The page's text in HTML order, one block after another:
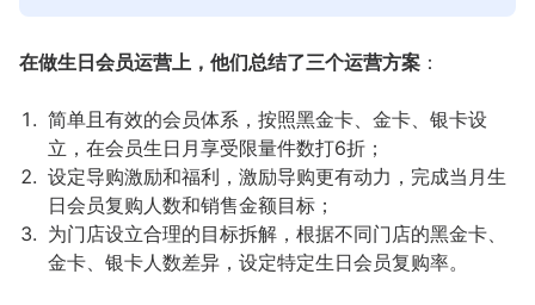
在做生日会员运营上，他们总结了三个运营方案 ：
简单且有效的会员体系，按照黑金卡、金卡、银卡设
立，在会员生日月享受限量件数打6折；
设定导购激励和福利，激励导购更有动力，完成当月生
日会员复购人数和销售金额目标；
为门店设立合理的目标拆解，根据不同门店的黑金卡、
金卡、银卡人数差异，设定特定生日会员复购率。